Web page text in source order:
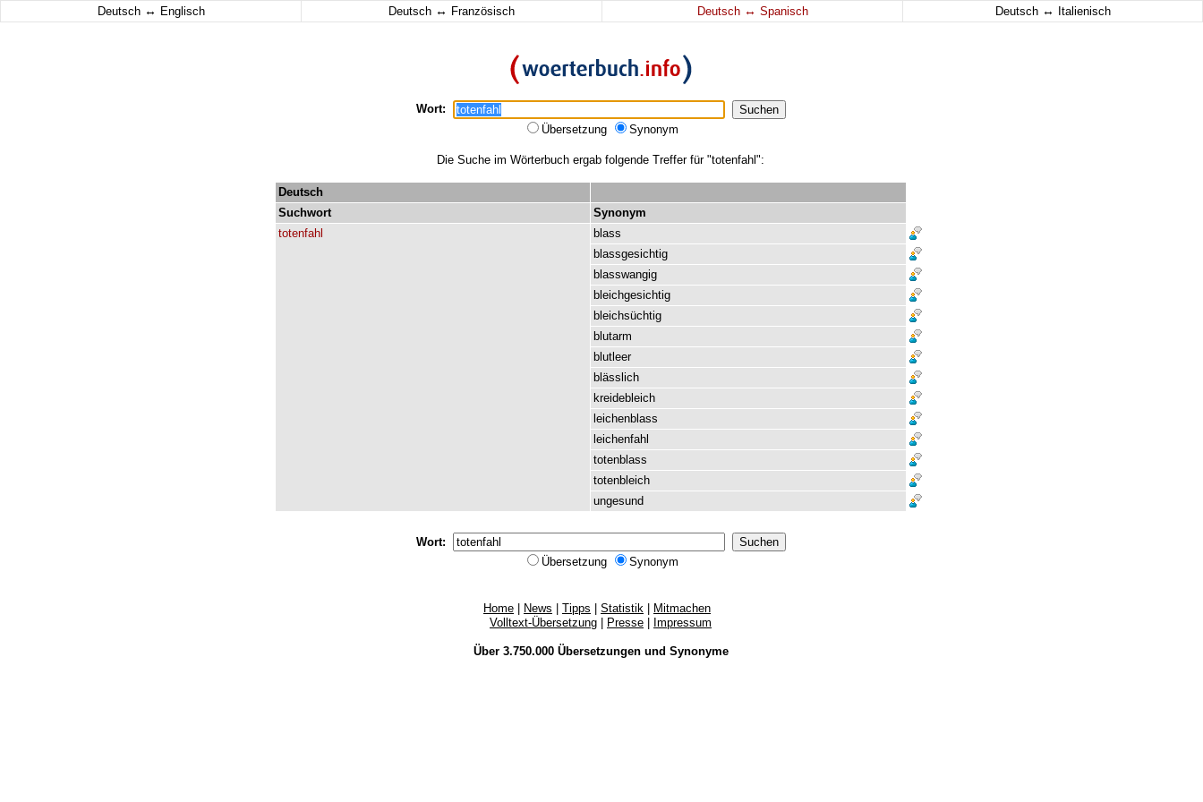
Deutsch ↔ Englisch Deutsch ↔ Französisch Deutsch ↔ Spanisch Deutsch ↔ Italienisch
Wort:
Übersetzung
Synonym
Die Suche im Wörterbuch ergab folgende Treffer für "totenfahl":
Deutsch
Suchwort
Synonym
totenfahl
blass
blassgesichtig
blasswangig
bleichgesichtig
bleichsüchtig
blutarm
blutleer
blässlich
kreidebleich
leichenblass
leichenfahl
totenblass
totenbleich
ungesund
Wort:
Übersetzung
Synonym
Home News Tipps Statistik
Mitmachen
Volltext-Übersetzung
Presse Impressum
Über 3.750.000 Übersetzungenund Synonyme